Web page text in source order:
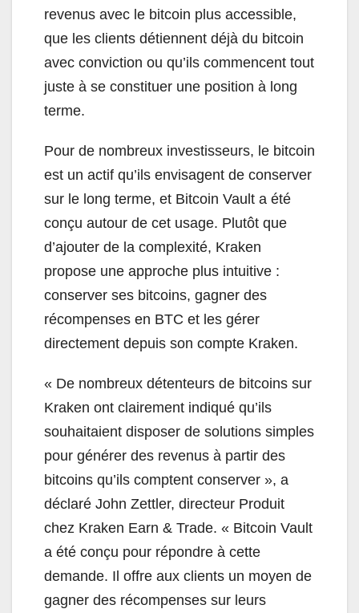
revenus avec le bitcoin plus accessible,
que les clients détiennent déjà du bitcoin
avec conviction ou qu’ils commencent tout
juste à se constituer une position à long
terme.
Pour de nombreux investisseurs, le bitcoin
est un actif qu’ils envisagent de conserver
sur le long terme, et Bitcoin Vault a été
conçu autour de cet usage. Plutôt que
d’ajouter de la complexité, Kraken
propose une approche plus intuitive :
conserver ses bitcoins, gagner des
récompenses en BTC et les gérer
directement depuis son compte Kraken.
« De nombreux détenteurs de bitcoins sur
Kraken ont clairement indiqué qu’ils
souhaitaient disposer de solutions simples
pour générer des revenus à partir des
bitcoins qu’ils comptent conserver », a
déclaré John Zettler, directeur Produit
chez Kraken Earn & Trade. « Bitcoin Vault
a été conçu pour répondre à cette
demande. Il offre aux clients un moyen de
gagner des récompenses sur leurs